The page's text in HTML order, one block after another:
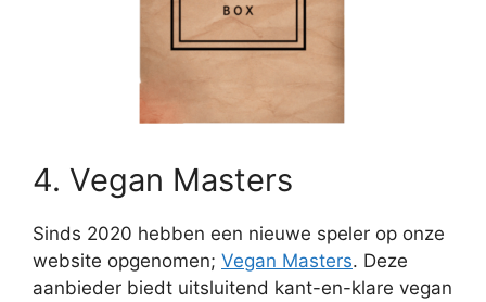
4. Vegan Masters
Sinds 2020 hebben een nieuwe speler op onze
website opgenomen; Vegan Masters. Deze
aanbieder biedt uitsluitend kant-en-klare vegan